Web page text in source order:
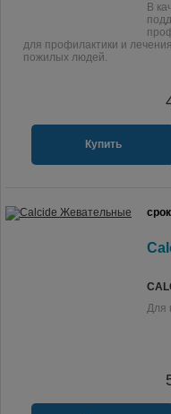
В
для профилактики и
пожилых людей.
Купить
Для